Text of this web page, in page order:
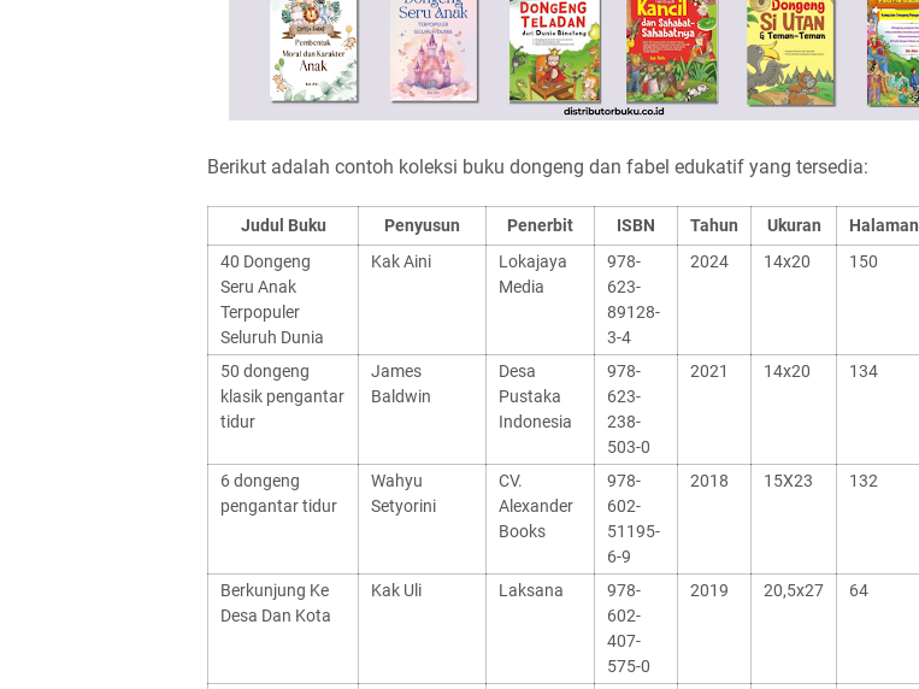
Berikut adalah contoh koleksi buku dongeng dan fabel edukatif yang tersedia:
Judul Buku Penyusun Penerbit ISBN Tahun Ukuran Halaman
40 Dongeng
Seru Anak
Terpopuler
Seluruh Dunia
Kak Aini
Lokajaya
Media
978-
623-
89128-
3-4
2024 14x20 150
50 dongeng
klasik pengantar
tidur
James
Baldwin
Desa
Pustaka
Indonesia
978-
623-
238-
503-0
2021 14x20 134
6 dongeng
pengantar tidur
Wahyu
Setyorini
CV.
Alexander
Books
978-
602-
51195-
6-9
2018 15X23 132
Berkunjung Ke
Desa Dan Kota
Kak Uli Laksana
978-
602-
407-
575-0
2019 20,5x27 64